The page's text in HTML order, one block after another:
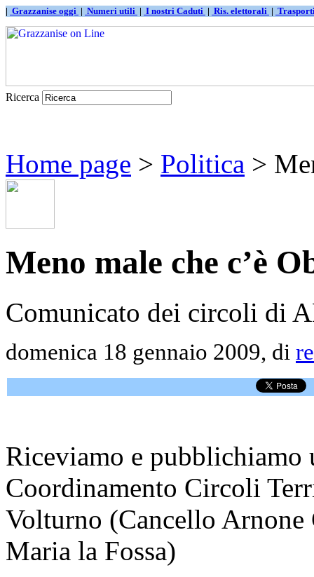
| Grazzanise oggi | Numeri utili | I nostri Caduti | Ris. elettorali |
Ricerca
Home page > Politica >
Meno male che c’è
Comunicato dei circoli di
domenica 18 gennaio 2009, di
Riceviamo e pubblichiamo
Coordinamento Circoli
Volturno (Cancello Arnone
Maria la Fossa)